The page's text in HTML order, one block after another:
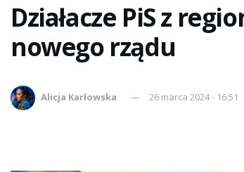
Działacze PiS z
nowego rządu
Alicja Karłowska 26 marca 2024 - 16:51